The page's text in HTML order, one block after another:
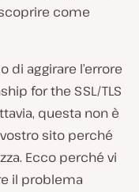
come
di aggirare l’errore
for the SSL/TLS
questa non è
sito perché
Ecco perché vi
il problema